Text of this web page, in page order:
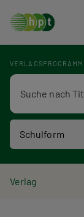
Schulform
P
Verlag